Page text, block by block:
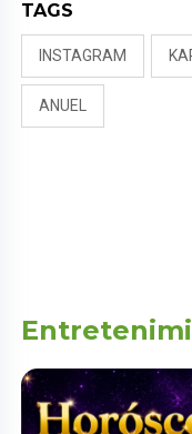
TAGS
INSTAGRAM
ANUEL